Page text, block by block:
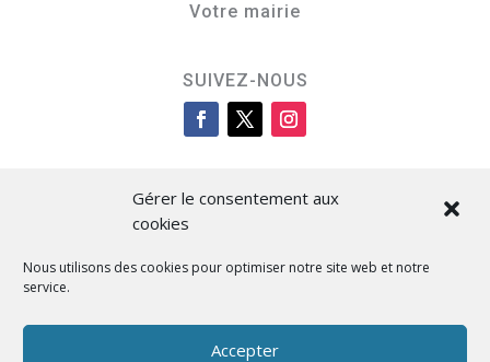
Gérer le consentement aux
cookies
Nous utilisons des cookies pour optimiser notre site web et notre
service.
Accepter
Votre mairie
SUIVEZ-NOUS
Cità di L’Isula